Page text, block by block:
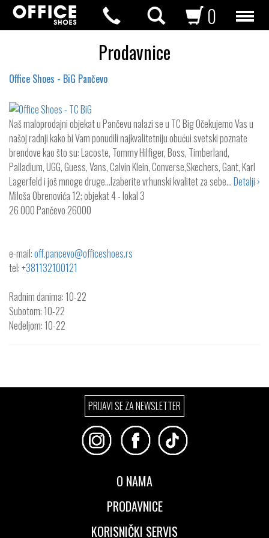
0
Prodavnice
Office Shoes - BiG Pančevo
Naš maloprodajni objekat u Pančevu nalazi se u TC Big Očekujemo Vas u
našoj radnji kako bi Vam ponudili najkvalitetniju obućui svetski poznate
brendove kao što su: Lacoste, Tommy Hilfiger, Boss, Timberland,
Palladium, UGG, Guess, Vans, Calvin Klein, Converse,Skechers, Gant, Karl
Lagerfeld i još mnoge druge...Izaberite vrhunski kvalitet za sebe…Detalji ›
Miloša Obrenovića 12; objekat 4 - lokal 3
26 000 Pančevo26000
e-mail:off.pancevo@officeshoes.rs
tel:+381132100121
Radnim danima: 10-22
Subotom: 10-22
Nedeljom: 10-22
PRIJAVI SE ZA NEWSLETTER
O NAMA
PRODAVNICE
KORISNIČKI SERVIS